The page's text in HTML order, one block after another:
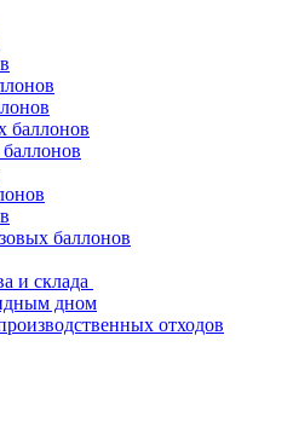
баллонов
баллонов
и склада
дном
отходов